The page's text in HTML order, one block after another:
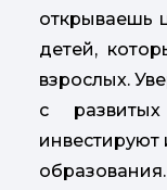
открываешь
детей,
взрослых.
с
инвестируют